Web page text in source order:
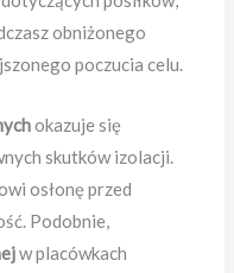
obniżonego
poczucia celu.
okazuje się
skutków izolacji.
osłonę przed
Podobnie,
w placówkach